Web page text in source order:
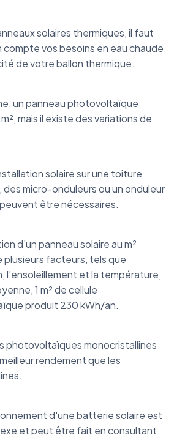
solaires thermiques, il faut
compte vos besoins en eau chaude
de votre ballon thermique.
un panneau photovoltaïque
mais il existe des variations de
solaire sur une toiture
des micro-onduleurs ou un onduleur
être nécessaires.
d'un panneau solaire au m²
plusieurs facteurs, tels que
l'ensoleillement et la température,
1 m² de cellule
produit 230 kWh/an.
photovoltaïques monocristallines
rendement que les
d'une batterie solaire est
et peut être fait en consultant